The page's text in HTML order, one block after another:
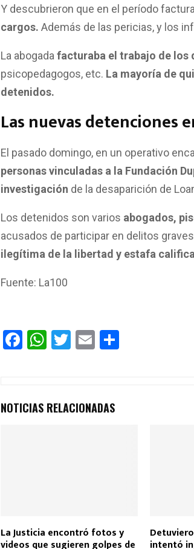
Y descubrieron que en el período
cargos. Además de las pericias, y los
La abogada facturaba el trabajo de los
psicopedagogos, etc. La mayoría de
detenidos.
Las nuevas detenciones
El pasado domingo, en un operativo
personas vinculadas a la Fundación
investigación de la desaparición de
Los detenidos son varios abogados,
acusados de participar en delitos
ilegítima de la libertad y estafa
Fuente: La100
F
b
o
W
s
A
T
er
E
NOTICIAS RELACIONADAS
La Justicia encontró fotos y
videos que sugieren golpes de intentó